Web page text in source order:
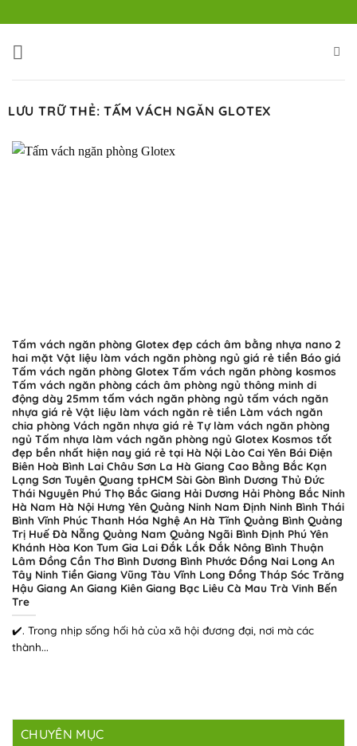
qua
nội
LƯU TRỮ THẺ:TẤM VÁCH NGĂN GLOTEX
Tấm vách ngăn phòng Glotex đẹp cách âm bằng nhựa nano 2
hai mặt Vật liệu làm vách ngăn phòng ngủ giá rẻ tiền Báo giá
Tấm vách ngăn phòng Glotex Tấm vách ngăn phòng kosmos
Tấm vách ngăn phòng cách âm phòng ngủ thông minh di
động dày 25mm tấm vách ngăn phòng ngủ tấm vách ngăn
nhựa giá rẻ Vật liệu làm vách ngăn rẻ tiền Làm vách ngăn
chia phòng Vách ngăn nhựa giá rẻ Tự làm vách ngăn phòng
ngủ Tấm nhựa làm vách ngăn phòng ngủ Glotex Kosmos tốt
đẹp bền nhất hiện nay giá rẻ tại Hà Nội Lào Cai Yên Bái Điện
Biên Hoà Bình Lai Châu Sơn La Hà Giang Cao Bằng Bắc Kạn
Lạng Sơn Tuyên Quang tpHCM Sài Gòn Bình Dương Thủ Đức
Thái Nguyên Phú Thọ Bắc Giang Hải Dương Hải Phòng Bắc Ninh
Hà Nam Hà Nội Hưng Yên Quảng Ninh Nam Định Ninh Bình Thái
Bình Vĩnh Phúc Thanh Hóa Nghệ An Hà Tĩnh Quảng Bình Quảng
Trị Huế Đà Nẵng Quảng Nam Quảng Ngãi Bình Định Phú Yên
Khánh Hòa Kon Tum Gia Lai Đắk Lắk Đắk Nông Bình Thuận
Lâm Đồng Cần Thơ Bình Dương Bình Phước Đồng Nai Long An
Tây Ninh Tiền Giang Vũng Tàu Vĩnh Long Đồng Tháp Sóc Trăng
Hậu Giang An Giang Kiên Giang Bạc Liêu Cà Mau Trà Vinh Bến
Tre
✔️. Trong nhịp sống hối hả của xã hội đương đại, nơi mà các
thành...
CHUYÊN MỤC